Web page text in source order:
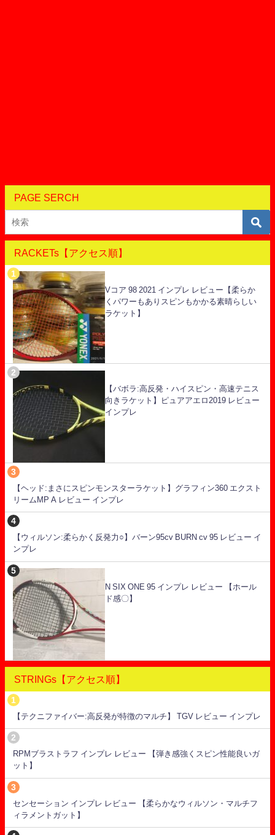
PAGE SERCH
RACKETs【アクセス順】
Vコア 98 2021 インプレ レビュー【柔らか
くパワーもありスピンもかかる素晴らしい
ラケット】
【バボラ:高反発・ハイスピン・高速テニス
向きラケット】ピュアアエロ2019 レビュー
インプレ
【ヘッド:まさにスピンモンスターラケット】グラフィン360 エクスト
リームMP A レビュー インプレ
【ウィルソン:柔らかく反発力○】バーン95cv BURN cv 95 レビュー イ
ンプレ
N SIX ONE 95 インプレ レビュー 【ホール
ド感〇】
STRINGs【アクセス順】
【テクニファイバー:高反発が特徴のマルチ】 TGV レビュー インプレ
RPMブラストラフ インプレ レビュー 【弾き感強くスピン性能良いガ
ット】
センセーション インプレ レビュー 【柔らかなウィルソン・マルチフ
ィラメントガット】